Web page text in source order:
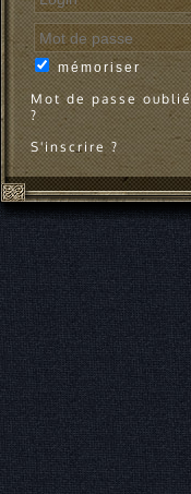
mémoriser
Mot de passe oublié
?
S'inscrire ?